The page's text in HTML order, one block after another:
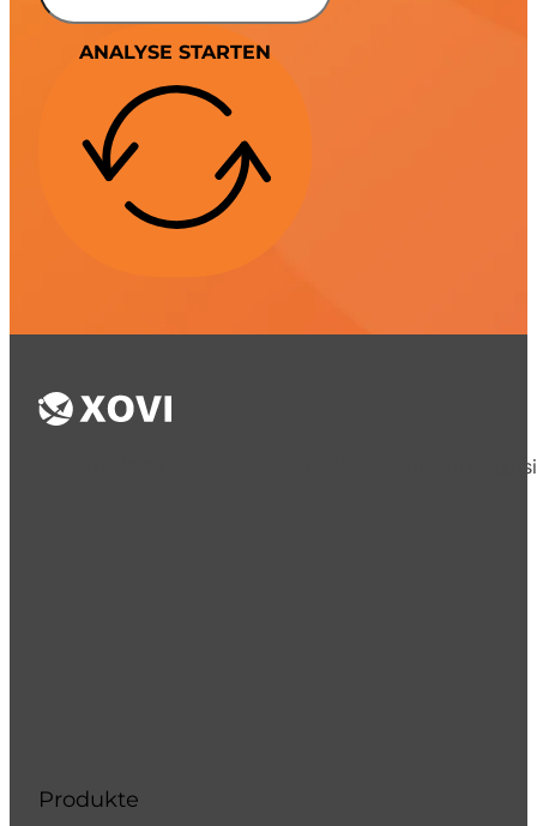
ANALYSE STARTEN
Die XOVI GmbH bietet seit 2009 von ihrem
Produkte